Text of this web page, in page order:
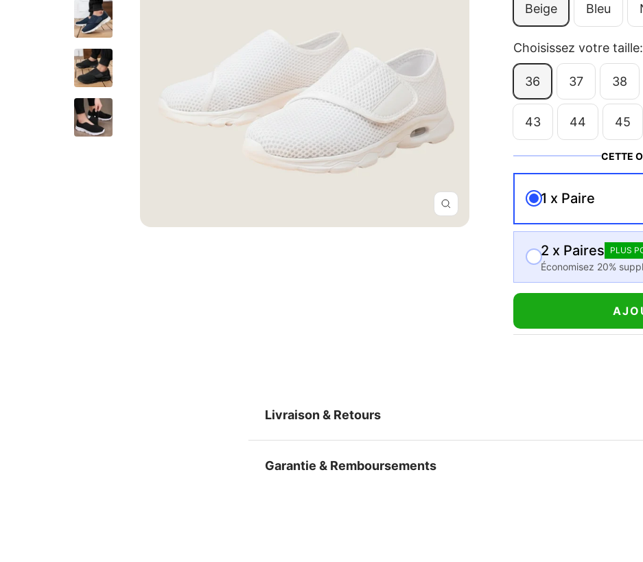
Zoom
vente
Beige Bleu
Choisissez votre taille:
36 37 38
43 44 45
CETTE
1 x Paire
2 x Paires PLUS
Économisez 20%
Livraison & Retours
Garantie & Remboursements